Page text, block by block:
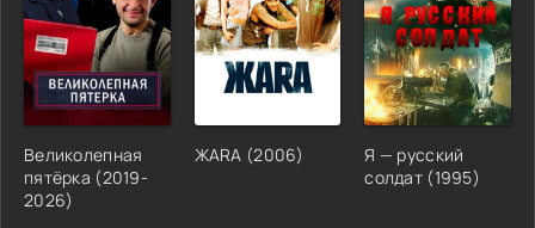
Великолепная
пятёрка (2019-
2026)
ЖАRА (2006)
Я — русский
солдат (1995)